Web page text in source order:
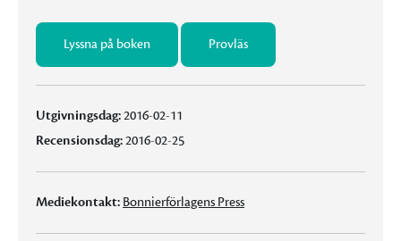
Lyssna på boken Provläs
Utgivningsdag:2016-02-11
Recensionsdag:2016-02-25
Mediekontakt: Bonnierförlagens Press